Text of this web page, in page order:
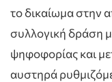
το δικαίωμα στην
συλλογική δράση
ψηφοφορίας και
αυστηρά